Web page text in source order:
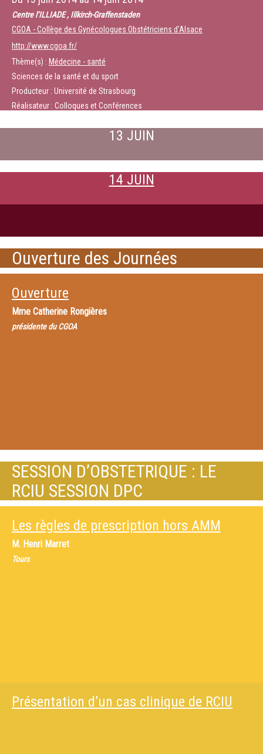
Centre l’ILLIADE , Illkirch-Graffenstaden
CGOA - Collège des Gynécologues Obstétriciens d'Alsace
http://www.cgoa.fr/
Thème(s) : Médecine - santé
Sciences de la santé et du sport
Producteur : Université de Strasbourg
Réalisateur : Colloques et Conférences
13 JUIN
14 JUIN
Ouverture des Journées
Ouverture
Mme Catherine Rongières
présidente du CGOA
SESSION D’OBSTETRIQUE : LE
RCIU SESSION DPC
Les règles de prescription hors AMM
M. Henri Marret
Tours
Présentation d’un cas clinique de RCIU